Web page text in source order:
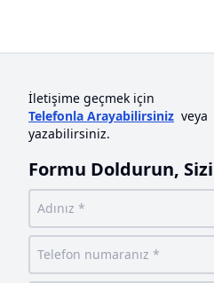
İletişime geçmek için
Telefonla Arayabilirsiniz veya
yazabilirsiniz.
Formu Doldurun,